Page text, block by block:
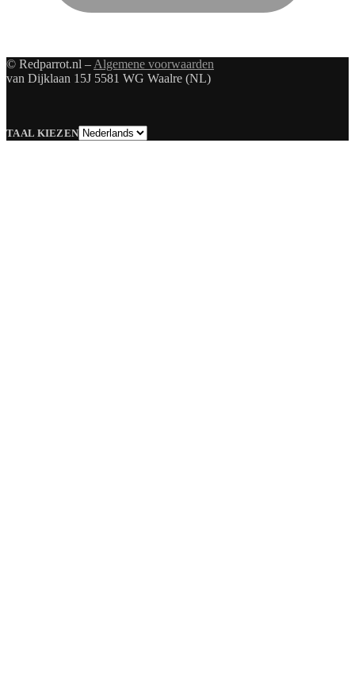
© Redparrot.nl – Algemene voorwaarden
van Dijklaan 15J 5581 WG Waalre (NL)
TAAL KIEZENTaal